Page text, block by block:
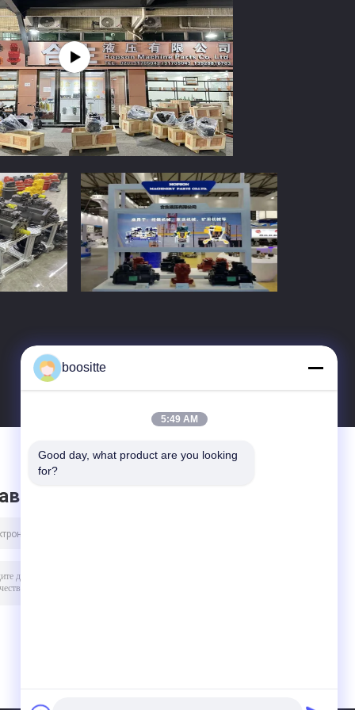
сообщение
boositte
5:49 AM
Good day, what product are you looking
for?